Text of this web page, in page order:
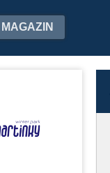
MAGAZIN